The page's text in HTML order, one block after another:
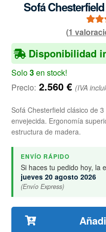
Sofá
5.00
1
(1
Disponibilidad
Solo3en stock!
Precio: 2.560 € (IVA
Sofá Chesterfield clásico de
envejecida. Ergonomía
estructura de madera.
ENVÍO RÁPIDO
Si haces tu pedido hoy, la
jueves 20 agosto 2026
(Envío Express)